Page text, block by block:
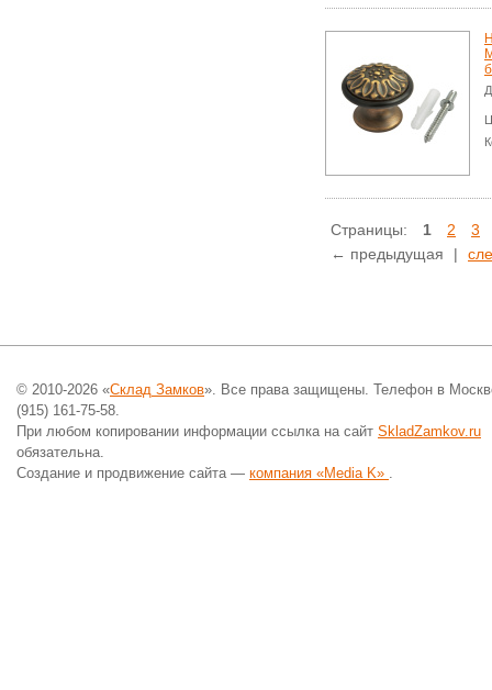
Страницы: 1 2
3
← предыдущая
|
© 2010-2026 «Склад Замков». Все права защищены. Телефон в
(915) 161-75-58.
При любом копировании информации ссылка на сайт SkladZamkov.ru
обязательна.
Создание и продвижение сайта — компания «Media K» .